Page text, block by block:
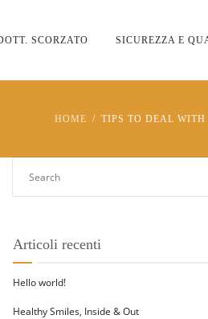
SCORZATO SICUREZZA E
HOME TIPS TO DEAL WITH
Articoli recenti
Hello world!
Healthy Smiles, Inside & Out